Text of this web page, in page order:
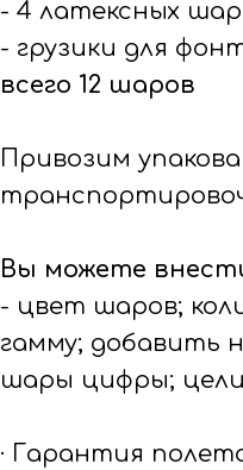
- 4 латексных
- грузики для
всего 12 шаров
Привозим
Вы можете
- цвет шаров;
гамму; добавить
шары цифры;
· Гарантия